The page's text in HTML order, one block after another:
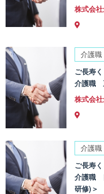
株式会
介護職
ご長寿
介護職
株式会
介護職
ご長寿
介護職
研修)＞